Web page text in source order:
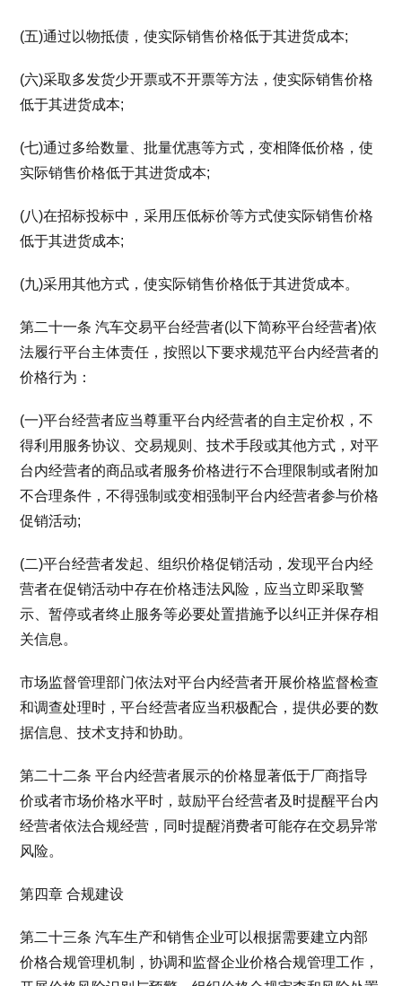
(五)通过以物抵债，使实际销售价格低于其进货成本;
(六)采取多发货少开票或不开票等方法，使实际销售价格
低于其进货成本;
(七)通过多给数量、批量优惠等方式，变相降低价格，使
实际销售价格低于其进货成本;
(八)在招标投标中，采用压低标价等方式使实际销售价格
低于其进货成本;
(九)采用其他方式，使实际销售价格低于其进货成本。
第二十一条 汽车交易平台经营者(以下简称平台经营者)依
法履行平台主体责任，按照以下要求规范平台内经营者的
价格行为：
(一)平台经营者应当尊重平台内经营者的自主定价权，不
得利用服务协议、交易规则、技术手段或其他方式，对平
台内经营者的商品或者服务价格进行不合理限制或者附加
不合理条件，不得强制或变相强制平台内经营者参与价格
促销活动;
(二)平台经营者发起、组织价格促销活动，发现平台内经
营者在促销活动中存在价格违法风险，应当立即采取警
示、暂停或者终止服务等必要处置措施予以纠正并保存相
关信息。
市场监督管理部门依法对平台内经营者开展价格监督检查
和调查处理时，平台经营者应当积极配合，提供必要的数
据信息、技术支持和协助。
第二十二条 平台内经营者展示的价格显著低于厂商指导
价或者市场价格水平时，鼓励平台经营者及时提醒平台内
经营者依法合规经营，同时提醒消费者可能存在交易异常
风险。
第四章 合规建设
第二十三条 汽车生产和销售企业可以根据需要建立内部
价格合规管理机制，协调和监督企业价格合规管理工作，